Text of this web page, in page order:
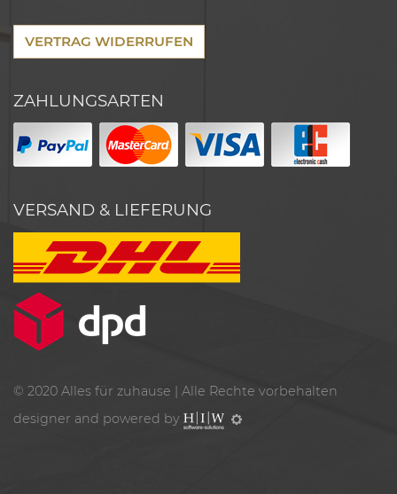
VERTRAG WIDERRUFEN
ZAHLUNGSARTEN
VERSAND & LIEFERUNG
© 2020 Alles für zuhause | Alle Rechte vorbehalten
designer and powered by